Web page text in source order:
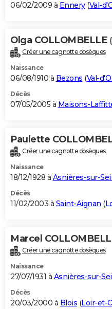
06/02/2009 à Ennery(Val-
Olga COLLOMBELLE
Créer une cagnotte obsèques
Naissance
06/08/1910 à Bezons (Val-
Décès
07/05/2005 à Maisons-
Paulette
Créer une cagnotte obsèques
Naissance
18/12/1928 à Asnières-sur-
Décès
11/02/2003 à Saint-Aignan (
Marcel
Créer une cagnotte obsèques
Naissance
27/07/1931 à Asnières-sur-
Décès
20/03/2000 à Blois (Loir-et-